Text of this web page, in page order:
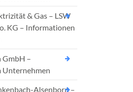
& Gas – LSW
KG – Informationen
GmbH –
Unternehmen
Alsenborn –